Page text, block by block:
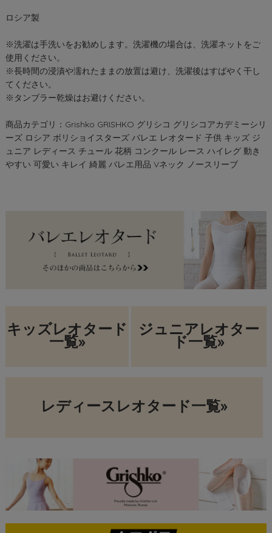
ロシア製
※洗濯は手洗いをお勧めします。洗濯機の場合は、洗濯ネットをご
使用ください。
※長時間の浸漬や濡れたままの放置は避け、洗濯後はすばやく干し
てください。
※タンブラー乾燥はお避けください。
商品カテゴリ：Grishko GRISHKO グリシコ グリシコアカデミーシリ
ーズ ロシア ボリショイスターズ バレエ レオタード 子供 キッズ ジ
ュニア レディース チュール 花柄 コンクール レース ハイレグ 動き
やすい 可愛い キレイ 綺麗 バレエ用品 Vネック ノースリーブ
キッズレオタード
一覧»
ジュニアレオター
ド一覧»
レディースレオタード一覧»